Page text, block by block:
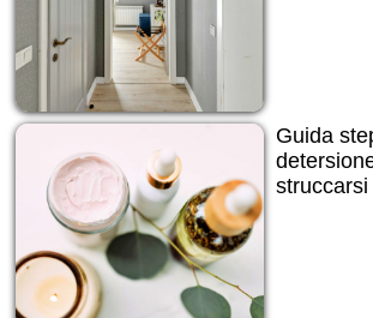
Guida
struccarsi